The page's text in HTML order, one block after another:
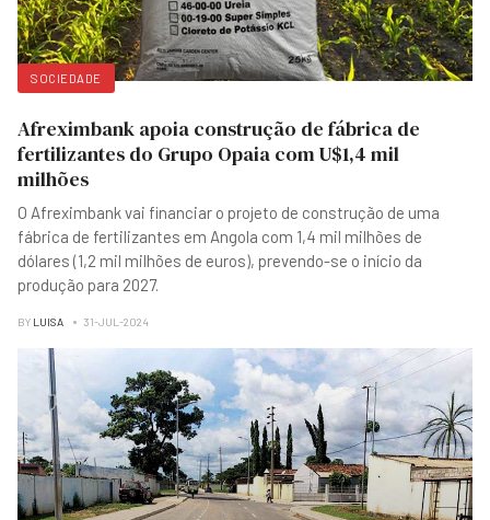
SOCIEDADE
Afreximbank apoia construção de fábrica de
fertilizantes do Grupo Opaia com U$1,4 mil
milhões
O Afreximbank vai financiar o projeto de construção de uma
fábrica de fertilizantes em Angola com 1,4 mil milhões de
dólares (1,2 mil milhões de euros), prevendo-se o início da
produção para 2027.
BY LUISA 31-JUL-2024